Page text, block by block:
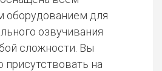
оборудованием для
озвучивания
сложности. Вы
присутствовать на